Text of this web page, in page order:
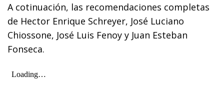
A cotinuación, las recomendaciones completas
de Hector Enrique Schreyer, José Luciano
Chiossone, José Luis Fenoy y Juan Esteban
Fonseca.